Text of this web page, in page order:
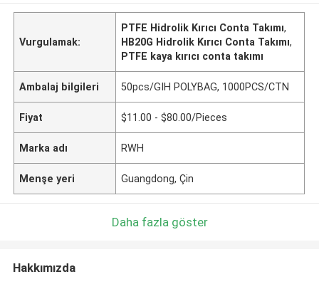
Vurgulamak:
PTFE Hidrolik Kırıcı Conta Takımı,
HB20G Hidrolik Kırıcı Conta Takımı,
PTFE kaya kırıcı conta takımı
Ambalaj bilgileri 50pcs/GIH POLYBAG, 1000PCS/CTN
Fiyat $11.00 - $80.00/Pieces
Marka adı RWH
Menşe yeri Guangdong, Çin
Daha fazla göster
Hakkımızda